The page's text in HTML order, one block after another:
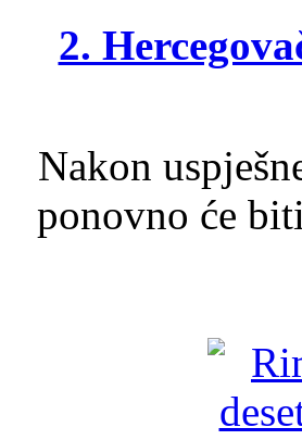
2.
Nakon
ponovno će